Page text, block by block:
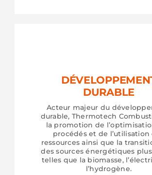
DURABLE
Acteur majeur du
durable, Thermotech
la promotion de
procédés et de l’utilisation
ressources ainsi que la
des sources énergétiques
telles que la biomasse,
l’hydrogène.